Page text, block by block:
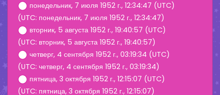
понедельник, 7 июля 1952 г., 12:34:47 (UTC)
(UTC: понедельник, 7 июля 1952 г., 12:34:47)
вторник, 5 августа 1952 г., 19:40:57 (UTC)
(UTC: вторник, 5 августа 1952 г., 19:40:57)
четверг, 4 сентября 1952 г., 03:19:34 (UTC)
(UTC: четверг, 4 сентября 1952 г., 03:19:34)
пятница, 3 октября 1952 г., 12:15:07 (UTC)
(UTC: пятница, 3 октября 1952 г., 12:15:07)